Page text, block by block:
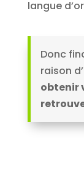
langue
Donc
raison
obtenir